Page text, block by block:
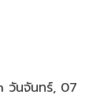
วันจันทร์, 07